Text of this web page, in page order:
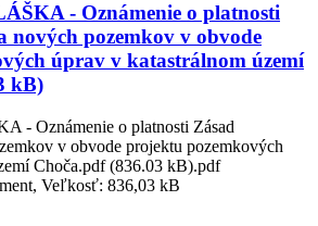
- Oznámenie o platnosti
nových pozemkov v obvode
úprav v katastrálnom území
kB)
- Oznámenie o platnosti Zásad
v obvode projektu pozemkových
Choča.pdf (836.03 kB).pdf
Veľkosť: 836,03 kB